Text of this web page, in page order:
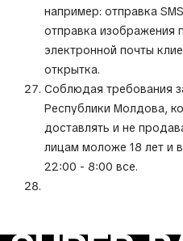
например: отправка
отправка изображения
электронной почты
открытка.
Соблюдая требования
Республики Молдова,
доставлять и не
лицам моложе 18 лет и
22:00 - 8:00 все.